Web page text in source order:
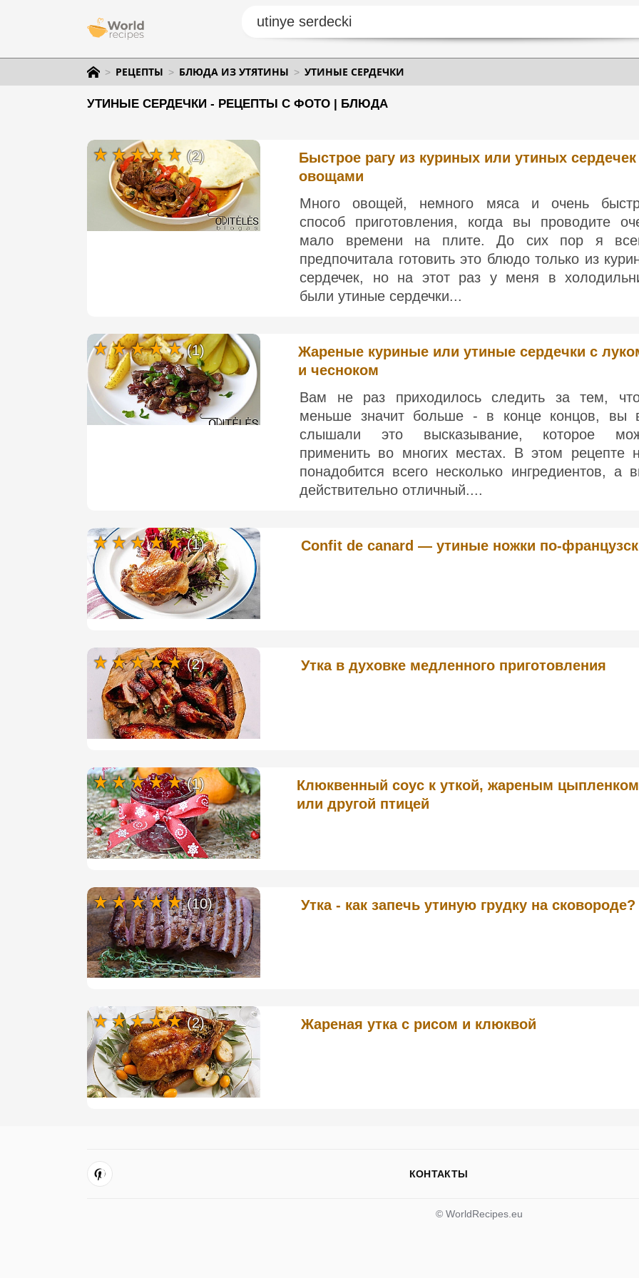
РЕЦЕПТЫ БЛЮДА ИЗ УТЯТИНЫ УТИНЫЕ СЕРДЕЧКИ
УТИНЫЕ СЕРДЕЧКИ - РЕЦЕПТЫ С ФОТО | БЛЮДА
Быстрое рагу из куриных или утиных сердечек
овощами
Много овощей, немного мяса и очень
способ приготовления, когда вы проводите
мало времени на плите. До сих пор я
предпочитала готовить это блюдо только из
сердечек, но на этот раз у меня в
были утиные сердечки...
(2)
Жареные куриные или утиные сердечки с
и чесноком
Вам не раз приходилось следить за тем,
меньше значит больше - в конце концов, вы
слышали это высказывание, которое
применить во многих местах. В этом рецепте
понадобится всего несколько ингредиентов, а
действительно отличный....
(1)
Confit de canard — утиные ножки по-
(1)
Утка в духовке медленного приготовления
(2)
Клюквенный соус к уткой, жареным цыпленком
или другой птицей
(1)
Утка - как запечь утиную грудку на сковороде?
(10)
Жареная утка с рисом и клюквой
(2)
КОНТАКТЫ
© WorldRecipes.eu